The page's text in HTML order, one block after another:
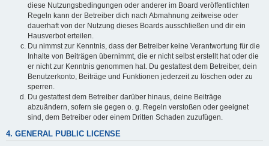
diese Nutzungsbedingungen oder anderer im Board veröffentlichten
Regeln kann der Betreiber dich nach Abmahnung zeitweise oder
dauerhaft von der Nutzung dieses Boards ausschließen und dir ein
Hausverbot erteilen.
Du nimmst zur Kenntnis, dass der Betreiber keine Verantwortung für die
Inhalte von Beiträgen übernimmt, die er nicht selbst erstellt hat oder die
er nicht zur Kenntnis genommen hat. Du gestattest dem Betreiber, dein
Benutzerkonto, Beiträge und Funktionen jederzeit zu löschen oder zu
sperren.
Du gestattest dem Betreiber darüber hinaus, deine Beiträge
abzuändern, sofern sie gegen o. g. Regeln verstoßen oder geeignet
sind, dem Betreiber oder einem Dritten Schaden zuzufügen.
4. GENERAL PUBLIC LICENSE